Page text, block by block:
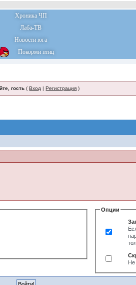
Хроника ЧП
Лаба-ТВ
Новости юга
Покорми птиц
гость (Вход |Регистрация )
Опции
Не